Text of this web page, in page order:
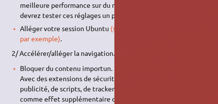
meilleure performance sur du matériel plus ancien, vous
devrez tester ces réglages un par un".
Alléger votre session Ubuntu (sans retirer de fonctionnalités
par exemple).
2/ Accélérer/alléger la navigation.
Bloquer du contenu importun.
Avec des extensions de sécurité et vie privée, bloqueurs de
publicité, de scripts, de trackers… qui ont souvent ont
comme effet supplémentaire d'économiser les ressources